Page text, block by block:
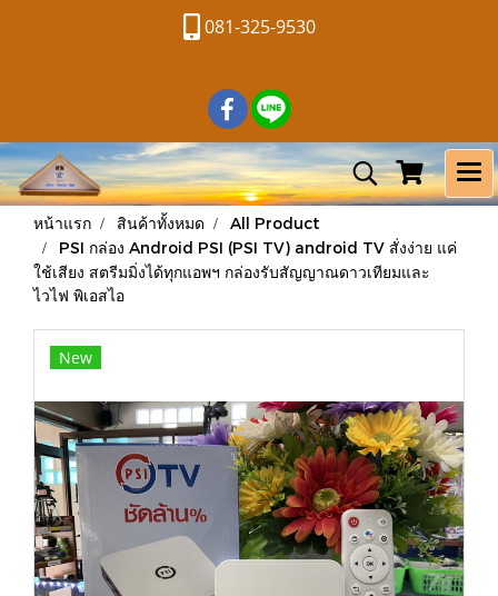
081-325-9530
หน้าแรก สินค้าทั้งหมด
All Product
PSI กล่อง Android PSI (PSI TV) android TV สั่งง่าย แค่
ใช้เสียง สตรีมมิ่งได้ทุกแอพฯ กล่องรับสัญญาณดาวเทียมและ
ไวไฟ พิเอสไอ
New